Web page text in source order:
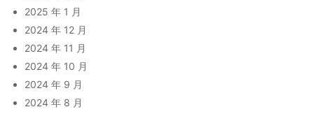
2025 年 1 月
2024 年 12 月
2024 年 11 月
2024 年 10 月
2024 年 9 月
2024 年 8 月